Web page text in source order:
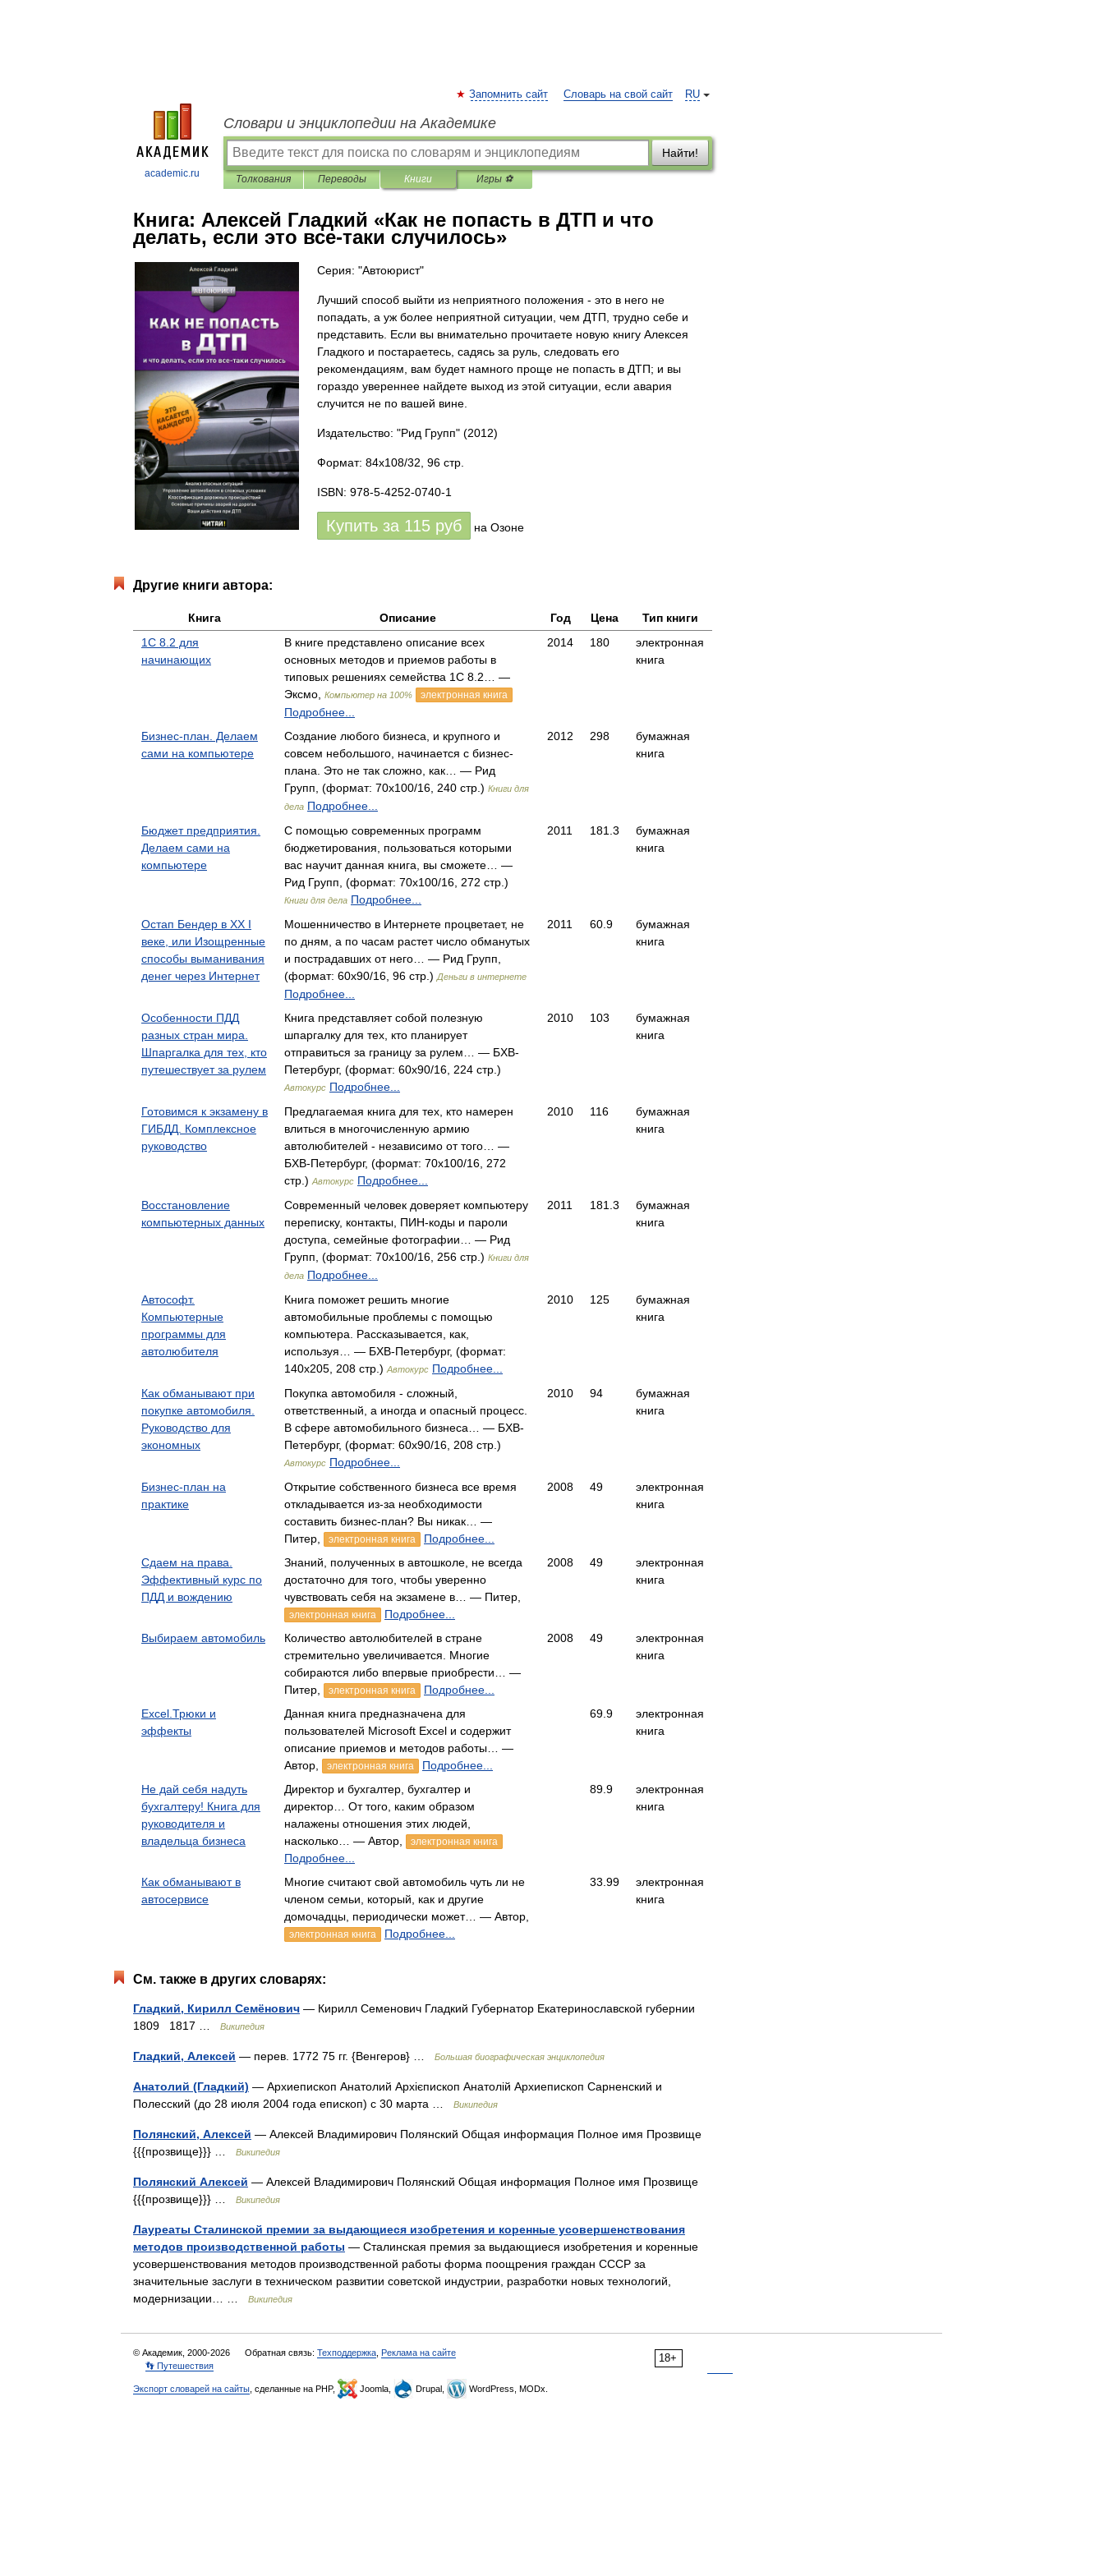
academic.ru
RU
Запомнить сайт Словарь на свой сайт
Словари и энциклопедии на Академике
Найти!
Толкования Переводы Книги Игры ⚽
Книга: Алексей Гладкий «Как не попасть в ДТП и что
делать, если это все-таки случилось»
Серия: "Автоюрист"
Лучший способ выйти из неприятного положения - это в него не
попадать, а уж более неприятной ситуации, чем ДТП, трудно себе и
представить. Если вы внимательно прочитаете новую книгу Алексея
Гладкого и постараетесь, садясь за руль, следовать его
рекомендациям, вам будет намного проще не попасть в ДТП; и вы
гораздо увереннее найдете выход из этой ситуации, если авария
случится не по вашей вине.
Издательство: "Рид Групп" (2012)
Формат: 84x108/32, 96 стр.
ISBN: 978-5-4252-0740-1
Купить за 115 руб на Озоне
Другие книги автора:
Книга Описание Год Цена
Тип книги
1С 8.2 для
начинающих
В книге представлено описание всех
основных методов и приемов работы в
типовых решениях семейства 1С 8.2… —
Эксмо,
Компьютер на 100% электронная книга
Подробнее...
2014 180
электронная
книга
Бизнес-план. Делаем
сами на компьютере
Создание любого бизнеса, и крупного и
совсем небольшого, начинается с бизнес-
плана. Это не так сложно, как… — Рид
Групп, (формат: 70x100/16, 240 стр.) Книги для
дела Подробнее...
2012 298
бумажная
книга
Бюджет предприятия.
Делаем сами на
компьютере
С помощью современных программ
бюджетирования, пользоваться которыми
вас научит данная книга, вы сможете… —
Рид Групп, (формат: 70x100/16, 272 стр.)
Книги для дела Подробнее...
2011 181.3
бумажная
книга
Остап Бендер в ХХ I
веке, или Изощренные
способы выманивания
денег через Интернет
Мошенничество в Интернете процветает, не
по дням, а по часам растет число обманутых
и пострадавших от него… — Рид Групп,
(формат: 60x90/16, 96 стр.) Деньги в интернете
Подробнее...
2011 60.9
бумажная
книга
Особенности ПДД
разных стран мира.
Шпаргалка для тех, кто
путешествует за рулем
Книга представляет собой полезную
шпаргалку для тех, кто планирует
отправиться за границу за рулем… — БХВ-
Петербург, (формат: 60x90/16, 224 стр.)
Автокурс Подробнее...
2010 103
бумажная
книга
Готовимся к экзамену в
ГИБДД. Комплексное
руководство
Предлагаемая книга для тех, кто намерен
влиться в многочисленную армию
автолюбителей - независимо от того… —
БХВ-Петербург, (формат: 70x100/16, 272
стр.) Автокурс Подробнее...
2010 116
бумажная
книга
Восстановление
компьютерных данных
Современный человек доверяет компьютеру
переписку, контакты, ПИН-коды и пароли
доступа, семейные фотографии… — Рид
Групп, (формат: 70x100/16, 256 стр.) Книги для
дела Подробнее...
2011 181.3
бумажная
книга
Автософт.
Компьютерные
программы для
автолюбителя
Книга поможет решить многие
автомобильные проблемы с помощью
компьютера. Рассказывается, как,
используя… — БХВ-Петербург, (формат:
140x205, 208 стр.) Автокурс Подробнее...
2010 125
бумажная
книга
Как обманывают при
покупке автомобиля.
Руководство для
экономных
Покупка автомобиля - сложный,
ответственный, а иногда и опасный процесс.
В сфере автомобильного бизнеса… — БХВ-
Петербург, (формат: 60x90/16, 208 стр.)
Автокурс Подробнее...
2010 94
бумажная
книга
Бизнес-план на
практике
Открытие собственного бизнеса все время
откладывается из-за необходимости
составить бизнес-план? Вы никак… —
Питер,
электронная книга Подробнее...
2008 49
электронная
книга
Сдаем на права.
Эффективный курс по
ПДД и вождению
Знаний, полученных в автошколе, не всегда
достаточно для того, чтобы уверенно
чувствовать себя на экзамене в… — Питер,
электронная книга Подробнее...
2008 49
электронная
книга
Выбираем автомобиль
Количество автолюбителей в стране
стремительно увеличивается. Многие
собираются либо впервые приобрести… —
Питер,
электронная книга Подробнее...
2008 49
электронная
книга
Excel.Трюки и
эффекты
Данная книга предназначена для
пользователей Microsoft Excel и содержит
описание приемов и методов работы… —
Автор,
электронная книга Подробнее...
69.9
электронная
книга
Не дай себя надуть
бухгалтеру! Книга для
руководителя и
владельца бизнеса
Директор и бухгалтер, бухгалтер и
директор… От того, каким образом
налажены отношения этих людей,
насколько… — Автор,
электронная книга
Подробнее...
89.9
электронная
книга
Как обманывают в
автосервисе
Многие считают свой автомобиль чуть ли не
членом семьи, который, как и другие
домочадцы, периодически может… — Автор,
электронная книга Подробнее...
33.99
электронная
книга
См. также в других словарях:
Гладкий, Кирилл Семёнович — Кирилл Семенович Гладкий Губернатор Екатеринославской губернии
1809 1817 …
Википедия
Гладкий, Алексей — перев. 1772 75 гг. {Венгеров} … Большая биографическая энциклопедия
Анатолий (Гладкий) — Архиепископ Анатолий Архієпископ Анатолій Архиепископ Сарненский и
Полесский (до 28 июля 2004 года епископ) c 30 марта …
Википедия
Полянский, Алексей — Алексей Владимирович Полянский Общая информация Полное имя Прозвище
{{{прозвище}}} …
Википедия
Полянский Алексей — Алексей Владимирович Полянский Общая информация Полное имя Прозвище
{{{прозвище}}} …
Википедия
Лауреаты Сталинской премии за выдающиеся изобретения и коренные усовершенствования
методов производственной работы — Сталинская премия за выдающиеся изобретения и коренные
усовершенствования методов производственной работы форма поощрения граждан СССР за
значительные заслуги в техническом развитии советской индустрии, разработки новых технологий,
модернизации… …
Википедия
18+
© Академик, 2000-2026 Обратная связь: Техподдержка Реклама на сайте
👣 Путешествия
Экспорт словарей на сайты , сделанные на PHP, Joomla, Drupal, WordPress, MODx.